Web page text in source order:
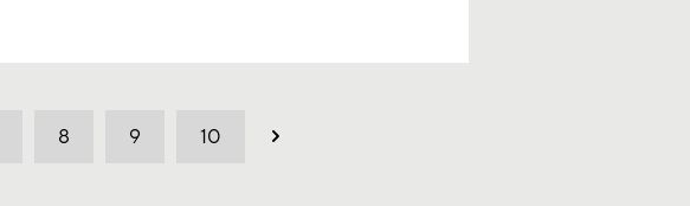
8 9 10 Volgend